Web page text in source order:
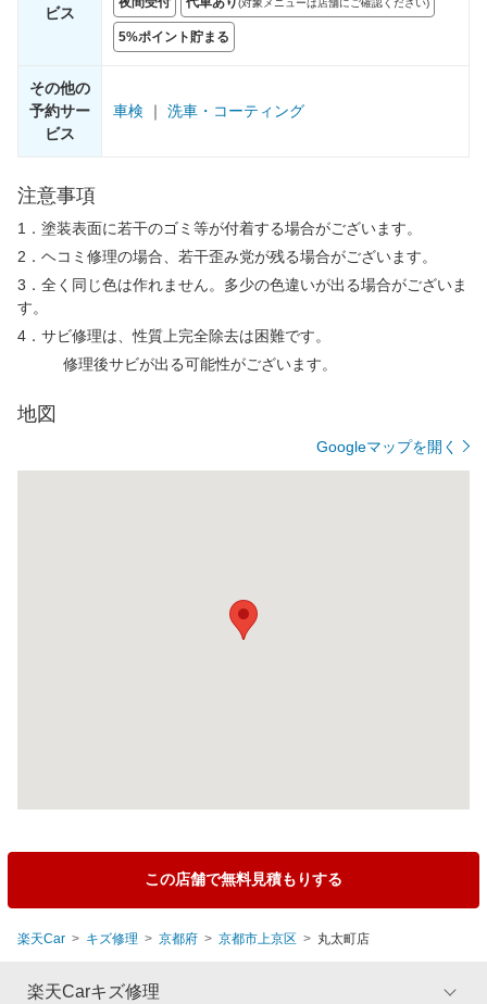
ビス
(対象メニューは店舗にご確認ください)
5%ポイント貯まる
その他の
予約サー
ビス
車検 ｜ 洗車・コーティング
注意事項
1．塗装表面に若干のゴミ等が付着する場合がございます。
2．ヘコミ修理の場合、若干歪み党が残る場合がございます。
3．全く同じ色は作れません。多少の色違いが出る場合がございま
す。
4．サビ修理は、性質上完全除去は困難です。
修理後サビが出る可能性がございます。
地図
Googleマップを開く
この店舗で無料見積もりする
楽天Car キズ修理 京都府 京都市上京区 丸太町店
楽天Carキズ修理